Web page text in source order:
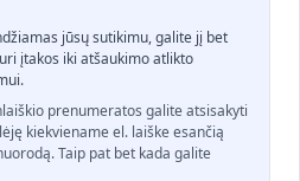
jūsų sutikimu, galite jį bet
įtakos iki atšaukimo atlikto
prenumeratos galite atsisakyti
kiekviename el. laiške esančią
Taip pat bet kada galite